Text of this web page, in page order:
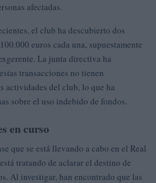
afectadas.
el club ha descubierto dos
euros cada una, supuestamente
La junta directiva ha
transacciones no tienen
actividades del club, lo que ha
sobre el uso indebido de fondos.
en curso
que se está llevando a cabo en el Real
tratando de aclarar el destino de
Al investigar, han encontrado que las